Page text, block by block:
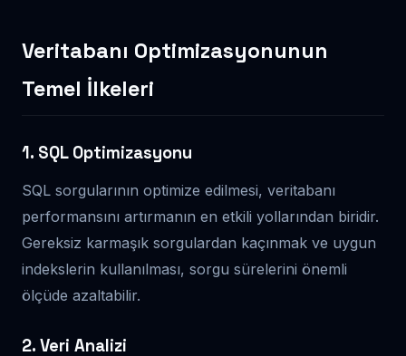
Veritabanı Optimizasyonunun
Temel İlkeleri
1. SQL Optimizasyonu
SQL sorgularının optimize edilmesi, veritabanı
performansını artırmanın en etkili yollarından biridir.
Gereksiz karmaşık sorgulardan kaçınmak ve uygun
indekslerin kullanılması, sorgu sürelerini önemli
ölçüde azaltabilir.
2. Veri Analizi